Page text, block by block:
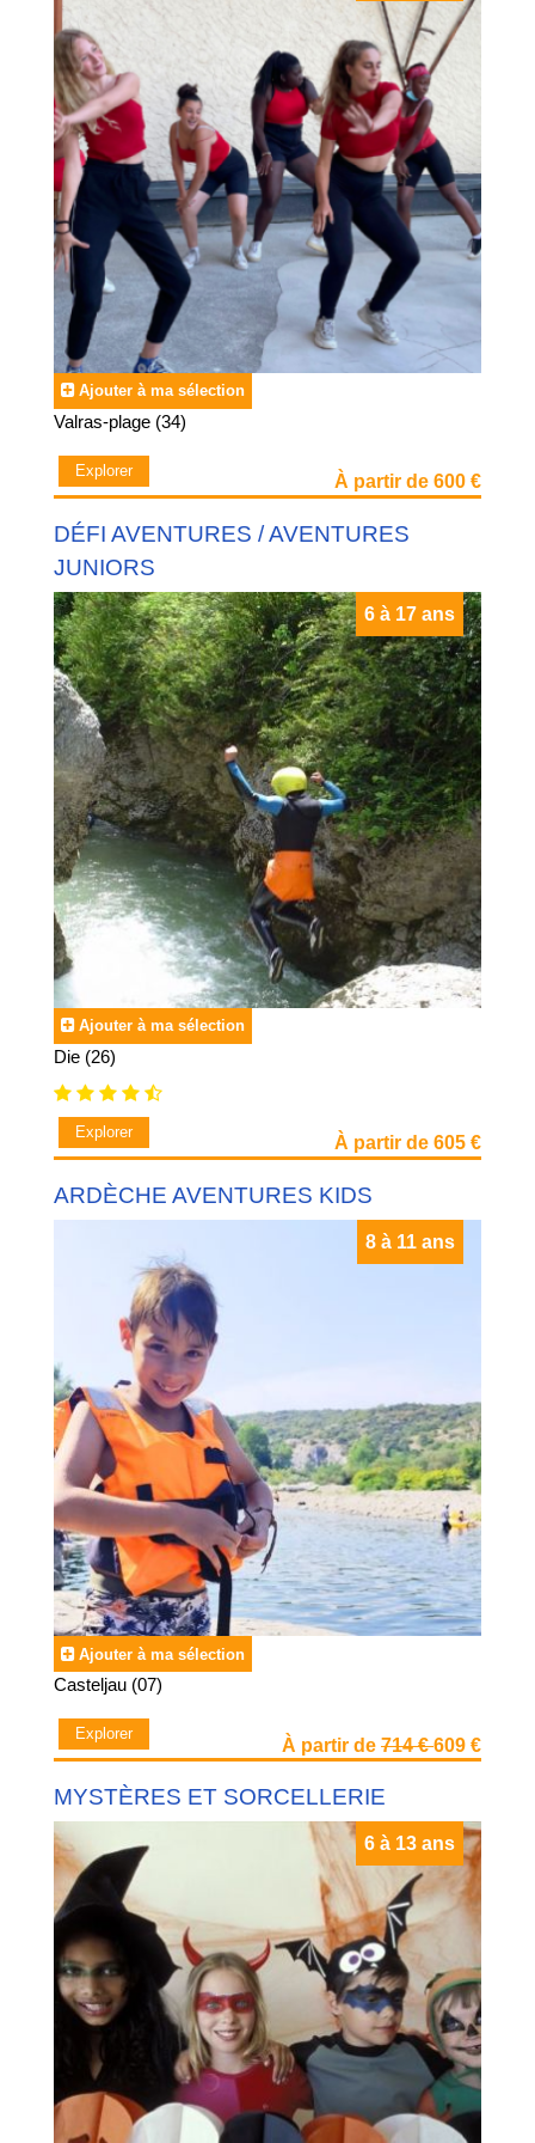
stages sportifs
Ajouter à ma sélection
Valras-plage (34)
Explorer
À partir de 600 €
DÉFI AVENTURES / AVENTURES
JUNIORS
6 à 17 ans
Ajouter à ma sélection
Die (26)
Explorer
À partir de 605 €
ARDÈCHE AVENTURES KIDS
8 à 11 ans
Ajouter à ma sélection
Casteljau (07)
Explorer
À partir de 714 €609 €
MYSTÈRES ET SORCELLERIE
6 à 13 ans